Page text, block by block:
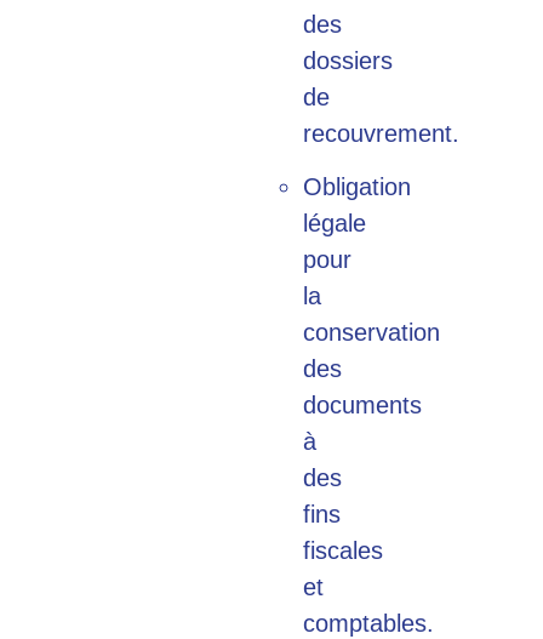
des
dossiers
de
recouvrement.
Obligation
légale
pour
la
conservation
des
documents
à
des
fins
fiscales
et
comptables.